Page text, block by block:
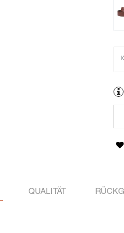
QUALITÄT